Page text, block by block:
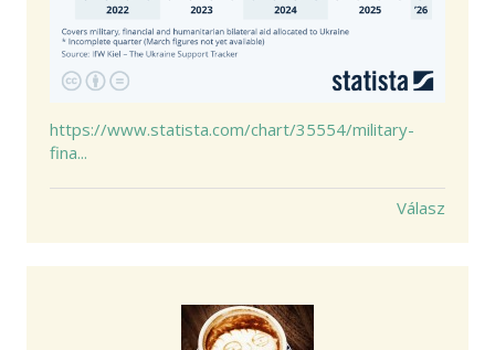
https://www.statista.com/chart/35554/military-
fina...
Válasz